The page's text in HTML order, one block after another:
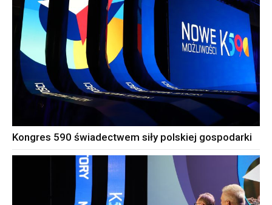
Kongres 590 świadectwem siły polskiej gospodarki